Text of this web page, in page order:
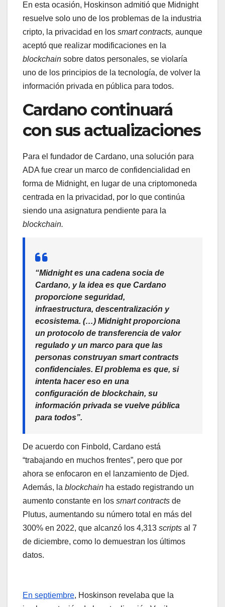
En esta ocasión, Hoskinson admitió que Midnight
resuelve solo uno de los problemas de la industria
cripto, la privacidad en los smart contracts, aunque
aceptó que realizar modificaciones en la
blockchain sobre datos personales, se violaría
uno de los principios de la tecnología, de volver la
información privada en pública para todos.
Cardano continuará
con sus actualizaciones
Para el fundador de Cardano, una solución para
ADA fue crear un marco de confidencialidad en
forma de Midnight, en lugar de una criptomoneda
centrada en la privacidad, por lo que continúa
siendo una asignatura pendiente para la
blockchain.
“Midnight es una cadena socia de
Cardano, y la idea es que Cardano
proporcione seguridad,
infraestructura, descentralización y
ecosistema. (…) Midnight proporciona
un protocolo de transferencia de valor
regulado y un marco para que las
personas construyan smart contracts
confidenciales. El problema es que, si
intenta hacer eso en una
configuración de blockchain, su
información privada se vuelve pública
para todos”.
De acuerdo con Finbold, Cardano está
“trabajando en muchos frentes”, pero que por
ahora se enfocaron en el lanzamiento de Djed.
Además, la blockchain ha estado registrando un
aumento constante en los smart contracts de
Plutus, aumentando su número total en más del
300% en 2022, que alcanzó los 4,313 scripts al 7
de diciembre, como lo demuestran los últimos
datos.
En septiembre, Hoskinson revelaba que la